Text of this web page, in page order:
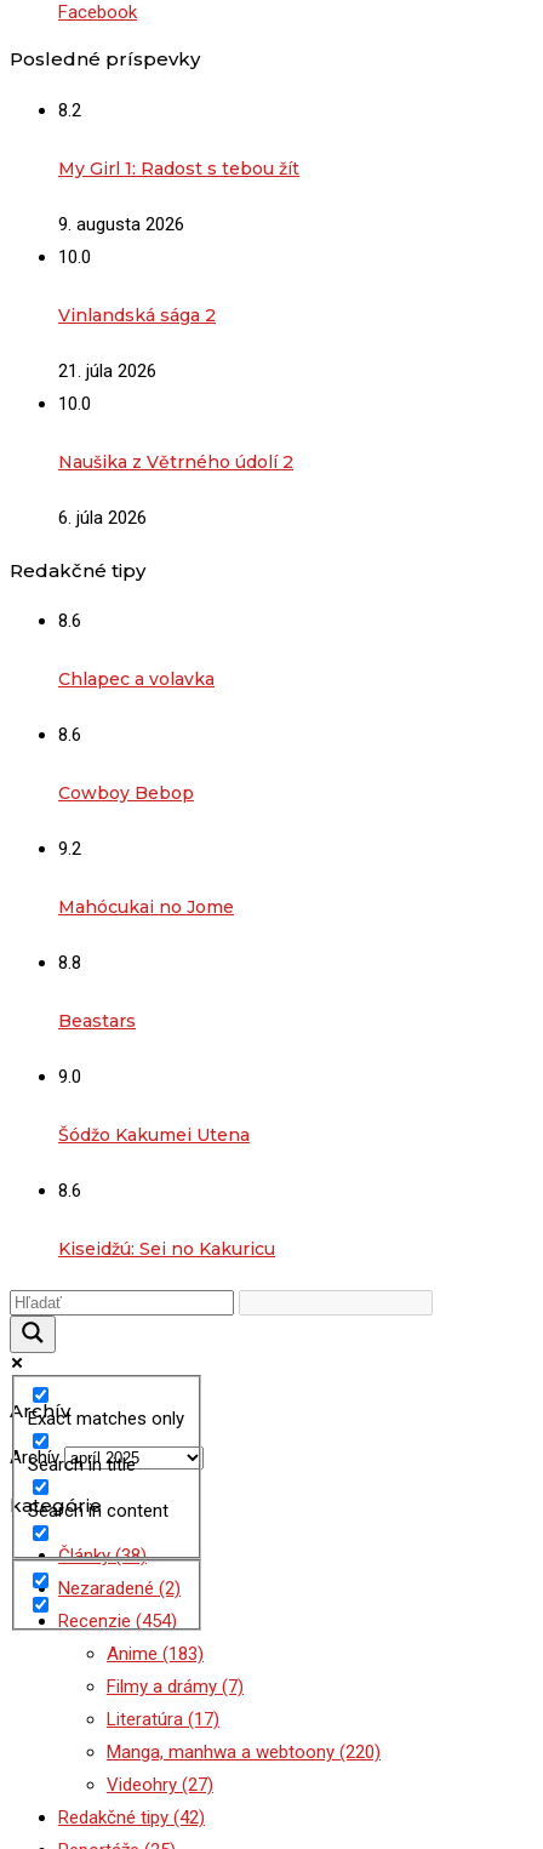
Facebook
Posledné príspevky
8.2
My Girl 1: Radost s tebou žít
9. augusta 2026
10.0
Vinlandská sága 2
21. júla 2026
10.0
Naušika z Větrného údolí 2
6. júla 2026
Redakčné tipy
8.6
Chlapec a volavka
8.6
Cowboy Bebop
9.2
Mahócukai no Jome
8.8
Beastars
9.0
Šódžo Kakumei Utena
8.6
Kiseidžú: Sei no Kakuricu
Exact matches only
Search in title
Search in content
Archív
Archív
kategórie
Články(38)
Nezaradené (2)
Recenzie (454)
Anime (183)
Filmy a drámy (7)
Literatúra (17)
Manga, manhwa a webtoony (220)
Videohry (27)
Redakčné tipy (42)